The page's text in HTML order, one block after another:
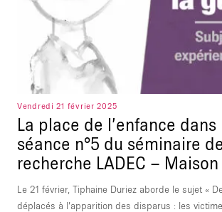
Vendredi 21 février 2025
La place de l’enfance dans
séance n°5 du séminaire de
recherche LADEC – Maison
Le 21 février, Tiphaine Duriez aborde le sujet «
déplacés à l’apparition des disparus : les